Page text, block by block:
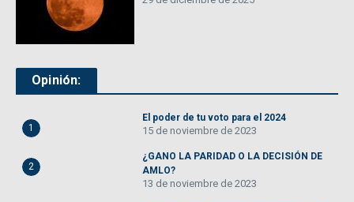
Opinión:
1
El poder de tu voto para el 2024
15 de noviembre de 2023
2
¿GANO LA PARIDAD O LA DECISIÓN DE
AMLO?
13 de noviembre de 2023